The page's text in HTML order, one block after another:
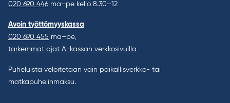
020 690 446 ma–pe kello 8.30–12
Avoin työttömyyskassa
020 690 455 ma–pe,
tarkemmat ajat A-kassan verkkosivuilla
Puheluista veloitetaan vain paikallisverkko- tai
matkapuhelinmaksu.